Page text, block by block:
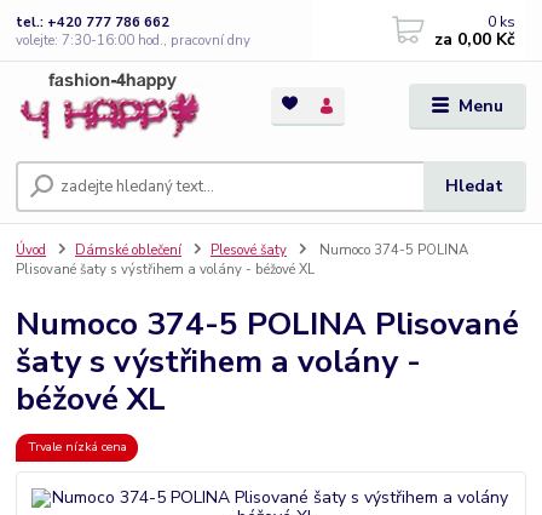
Menu
Hledat
tel.: +420 777 786 662
volejte: 7:30-16:00 hod., pracovní dny
0 ks
za 0,00 Kč
Úvod Dámské oblečení Plesové šaty
Numoco 374-5 POLINA
Plisované šaty s výstřihem a volány - béžové XL
Numoco 374-5 POLINA Plisované
šaty s výstřihem a volány -
béžové XL
Trvale nízká cena